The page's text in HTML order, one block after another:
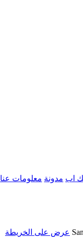
اب مدونة معلومات عنا
عرض على الخريطة